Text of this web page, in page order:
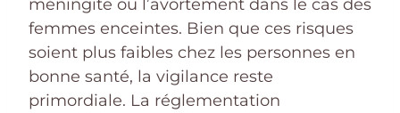
méningite ou l’avortement dans le cas des
femmes enceintes. Bien que ces risques
soient plus faibles chez les personnes en
bonne santé, la vigilance reste
primordiale. La réglementation